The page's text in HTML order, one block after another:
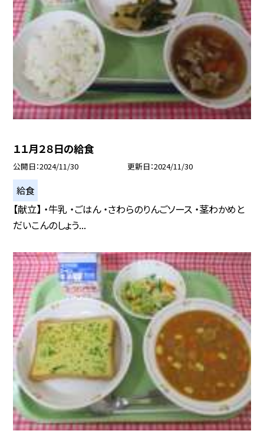
１１月２８日の給食
公開日 2024/11/30 更新日 2024/11/30
給食
【献立】 ・牛乳 ・ごはん ・さわらのりんごソース ・茎わかめと
だいこんのしょう...